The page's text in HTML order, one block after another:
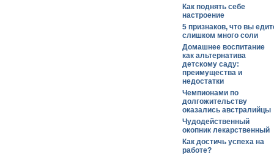
Как поднять себе
настроение
5 признаков, что вы
слишком много соли
Домашнее воспитание
как альтернатива
детскому саду:
преимущества и
недостатки
Чемпионами по
долгожительству
оказались австралийцы
Чудодейственный
окопник лекарственный
Как достичь успеха на
работе?